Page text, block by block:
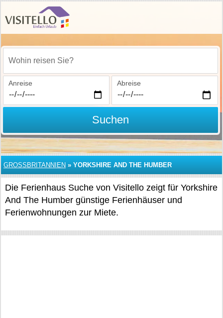
Wohin reisen Sie?
Anreise Abreise
Suchen
GROSSBRITANNIEN » YORKSHIRE AND THE HUMBER
Die Ferienhaus Suche von Visitello zeigt für Yorkshire
And The Humber günstige Ferienhäuser und
Ferienwohnungen zur Miete.